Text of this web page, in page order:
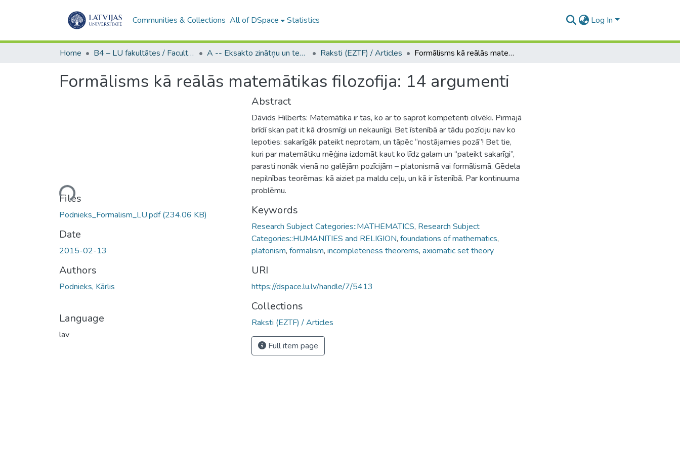
Communities & Collections All of DSpace Statistics Log In
Home B4 – LU fakultātes / Faculties of the UL A -- Eksakto zinātņu un tehnoloģiju fakultāte / Faculty of Science and Technology Raksti (EZTF) / Articles Formālisms kā reālās matemātikas filozofija: 14 argumenti
Formālisms kā reālās matemātikas filozofija: 14 argumenti
Loading...
Files
Podnieks_Formalism_LU.pdf(234.06 KB)
Date
2015-02-13
Authors
Podnieks, Kārlis
Language
lav
Abstract
Dāvids Hilberts: Matemātika ir tas, ko ar to saprot kompetenti cilvēki. Pirmajā
brīdī skan pat it kā drosmīgi un nekaunīgi. Bet īstenībā ar tādu pozīciju nav ko
lepoties: sakarīgāk pateikt neprotam, un tāpēc “nostājamies pozā”! Bet tie,
kuri par matemātiku mēģina izdomāt kaut ko līdz galam un “pateikt sakarīgi”,
parasti nonāk vienā no galējām pozīcijām – platonismā vai formālismā. Gēdela
nepilnības teorēmas: kā aiziet pa maldu ceļu, un kā ir īstenībā. Par kontinuuma
problēmu.
Keywords
Research Subject Categories::MATHEMATICS, Research Subject
Categories::HUMANITIES and RELIGION, foundations of mathematics,
platonism, formalism, incompleteness theorems, axiomatic set theory
URI
https://dspace.lu.lv/handle/7/5413
Collections
Raksti (EZTF) / Articles
Full item page